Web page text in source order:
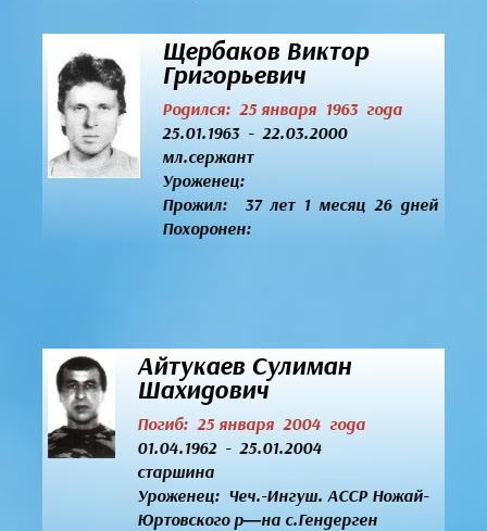
Щербаков Виктор
Григорьевич
Родился: 25 января 1963 года
25.01.1963 - 22.03.2000
мл.сержант
Уроженец:
Прожил: 37 лет 1 месяц 26 дней
Похоронен:
Айтукаев Сулиман
Шахидович
Погиб: 25 января 2004 года
01.04.1962 - 25.01.2004
старшина
Уроженец: Чеч.-Ингуш. АССР Ножай-
Юртовского р—на с.Гендерген